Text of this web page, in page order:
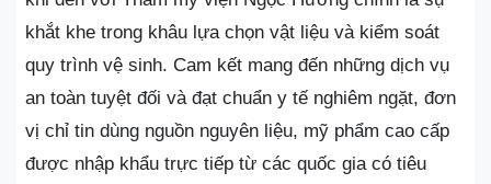
khắt khe trong khâu lựa chọn vật liệu và kiểm soát
quy trình vệ sinh. Cam kết mang đến những dịch vụ
an toàn tuyệt đối và đạt chuẩn y tế nghiêm ngặt, đơn
vị chỉ tin dùng nguồn nguyên liệu, mỹ phẩm cao cấp
được nhập khẩu trực tiếp từ các quốc gia có tiêu